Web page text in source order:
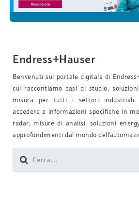
Endress+Hauser
Benvenuti sul portale digitale di
cui raccontiamo casi di studio,
misura per tutti i settori industriali.
accedere a informazioni specifiche in
radar, misure di analisi, soluzioni
approfondimenti dal mondo